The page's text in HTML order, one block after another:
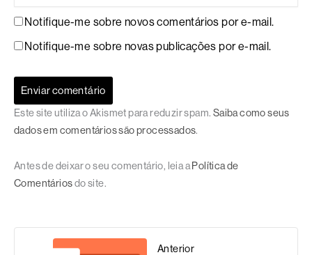
Notifique-me sobre novos comentários por e-mail.
Notifique-me sobre novas publicações por e-mail.
Este site utiliza o Akismet para reduzir spam. Saiba como seus
dados em comentários são processados.
Antes de deixar o seu comentário, leia a Política de
Comentáriosdo site.
Anterior